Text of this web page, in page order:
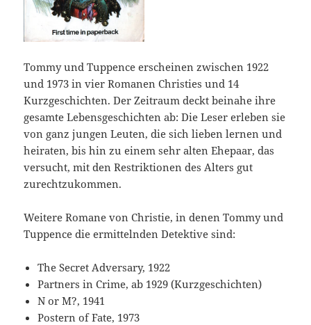
Tommy und Tuppence erscheinen zwischen 1922
und 1973 in vier Romanen Christies und 14
Kurzgeschichten. Der Zeitraum deckt beinahe ihre
gesamte Lebensgeschichten ab: Die Leser erleben sie
von ganz jungen Leuten, die sich lieben lernen und
heiraten, bis hin zu einem sehr alten Ehepaar, das
versucht, mit den Restriktionen des Alters gut
zurechtzukommen.
Weitere Romane von Christie, in denen Tommy und
Tuppence die ermittelnden Detektive sind:
The Secret Adversary, 1922
Partners in Crime, ab 1929 (Kurzgeschichten)
N or M?, 1941
Postern of Fate, 1973